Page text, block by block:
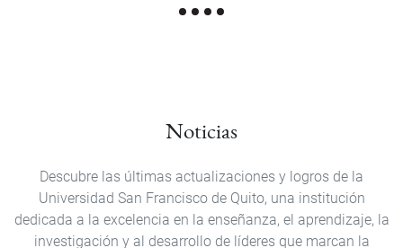
Noticias
Descubre las últimas actualizaciones y logros de la
Universidad San Francisco de Quito, una institución
dedicada a la excelencia en la enseñanza, el aprendizaje, la
investigación y al desarrollo de líderes que marcan la